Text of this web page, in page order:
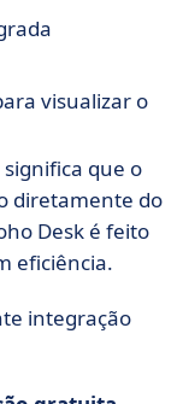
visualizar o
que o
diretamente do
Desk é feito
eficiência.
integração